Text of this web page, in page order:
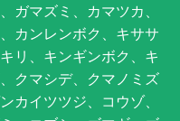
ガマズミ、カマツカ、
カンレンボク、キササ
リ、キンギンボク、キ
クマシデ、クマノミズ
カイツツジ、コウゾ、